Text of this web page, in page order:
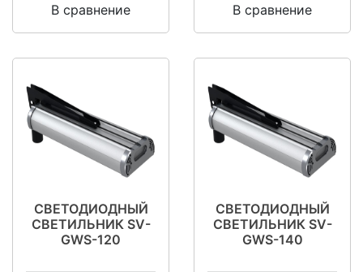
В сравнение
В сравнение
СВЕТОДИОДНЫЙ
СВЕТИЛЬНИК SV-
GWS-120
СВЕТОДИОДНЫЙ
СВЕТИЛЬНИК SV-
GWS-140